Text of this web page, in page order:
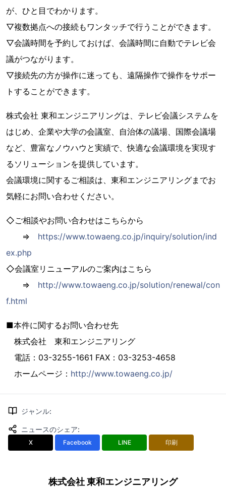
が、ひと目でわかります。
▽複数拠点への接続もワンタッチで行うことができます。
▽会議時間を予約しておけば、会議時間に自動でテレビ会
議がつながります。
▽接続先の方が操作に迷っても、遠隔操作で操作をサポー
トすることができます。
株式会社 東和エンジニアリングは、テレビ会議システムを
はじめ、企業や大学の会議室、自治体の議場、国際会議場
など、豊富なノウハウと実績で、快適な会議環境を実現す
るソリューションを提供しています。
会議環境に関するご相談は、東和エンジニアリングまでお
気軽にお問い合わせください。
◇ご相談やお問い合わせはこちらから
⇒ https://www.towaeng.co.jp/inquiry/solution/ind
ex.php
◇会議室リニューアルのご案内はこちら
⇒ http://www.towaeng.co.jp/solution/renewal/con
f.html
■本件に関するお問い合わせ先
株式会社 東和エンジニアリング
電話：03-3255-1661 FAX：03-3253-4658
ホームページ： http://www.towaeng.co.jp/
ジャンル:
ニュースのシェア:
X Facebook LINE 印刷
株式会社 東和エンジニアリング